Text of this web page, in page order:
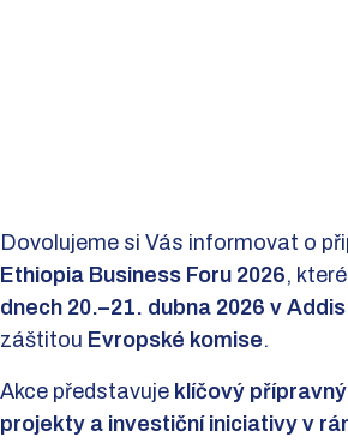
Dovolujeme si Vás informovat o
Ethiopia Business Foru 2026,
dnech 20.–21. dubna 2026 v
záštitou Evropské komise.
Akce představuje klíčový
projekty a investiční iniciativy v